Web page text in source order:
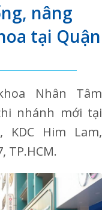
nâng
tại Quận
Nhân Tâm
nhánh mới tại
KDC Him Lam,
TP.HCM.